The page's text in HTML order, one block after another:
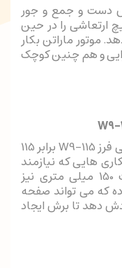
دست و جمع و جور
ارتعاشی را در حین
موتور ماراتن بکار
و هم چنین کوچک
قطر استاندارد و مورد پذیرش برای مینی فرز W9-115 برابر 115
هایی که نیازمند
قدرت بسیار بالا نیستند از صفحات 150 میلی متری نیز
موتور 900 وات بوده که می تواند صفحه
هر دقیقه 10500 بار گردش دهد تا برش ایجاد